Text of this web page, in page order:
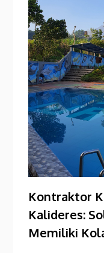
Kontraktor
Kalideres:
Memiliki